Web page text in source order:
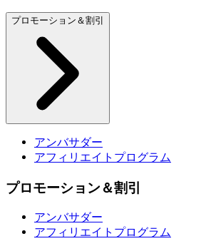
プロモーション＆割引
アンバサダー
アフィリエイトプログラム
プロモーション＆割引
アンバサダー
アフィリエイトプログラム